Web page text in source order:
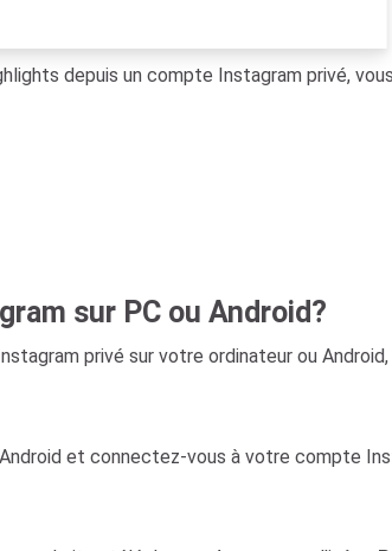
depuis un compte Instagram privé,
sur PC ou Android?
privé sur votre ordinateur ou
et connectez-vous à votre compte